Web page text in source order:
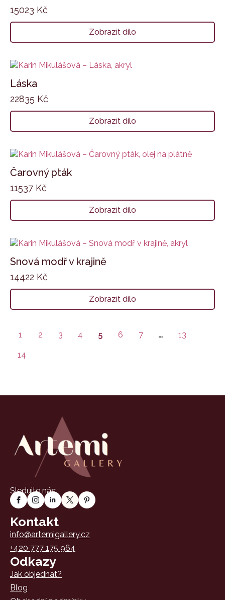
15023 Kč
Zobrazit dílo
Láska
22835 Kč
Zobrazit dílo
Čarovný pták
11537 Kč
Zobrazit dílo
Snová modř v krajině
14422 Kč
Zobrazit dílo
1 2 3 4 5 6 7 … 13
14
Sledujte nás:
Kontakt
info@artemigallery.cz
+420 777 175 964
Odkazy
Jak objednat?
Blog